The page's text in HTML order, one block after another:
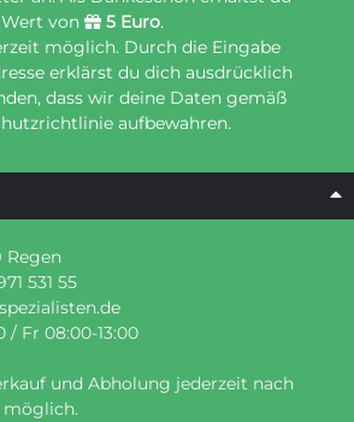
von
5 Euro.
möglich. Durch die Eingabe
erklärst du dich ausdrücklich
dass wir deine Daten gemäß
aufbewahren.
Regen
531 55
/ Fr 08:00-13:00
und Abholung jederzeit nach
möglich.